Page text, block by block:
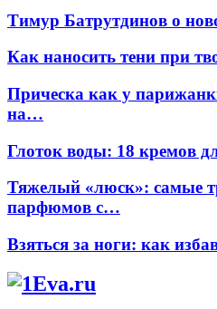
Тимур Батрутдинов о
Как наносить тени при
Прическа как у
на…
Глоток воды: 18 кремов
Тяжелый «люск»: самые
парфюмов с…
Взяться за ноги: как